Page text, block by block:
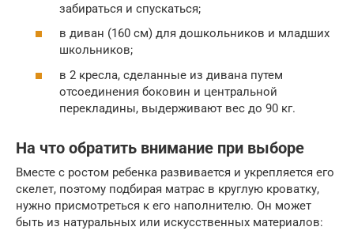
забираться и спускаться;
в диван (160 см) для дошкольников и младших
школьников;
в 2 кресла, сделанные из дивана путем
отсоединения боковин и центральной
перекладины, выдерживают вес до 90 кг.
На что обратить внимание при выборе
Вместе с ростом ребенка развивается и укрепляется его
скелет, поэтому подбирая матрас в круглую кроватку,
нужно присмотреться к его наполнителю. Он может
быть из натуральных или искусственных материалов: